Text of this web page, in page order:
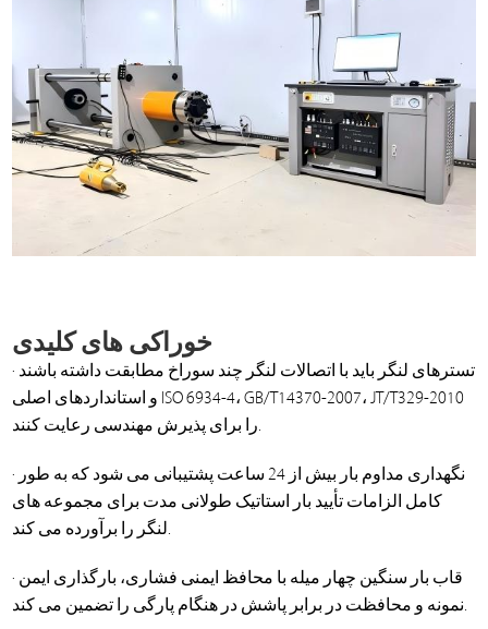
خوراکی های کلیدی
· تسترهای لنگر باید با اتصالات لنگر چند سوراخ مطابقت داشته باشند
و استانداردهای اصلی ISO 6934-4، GB/T14370-2007، JT/T329-2010
را برای پذیرش مهندسی رعایت کنند.
· نگهداری مداوم بار بیش از 24 ساعت پشتیبانی می شود که به طور
کامل الزامات تأیید بار استاتیک طولانی مدت برای مجموعه های
لنگر را برآورده می کند.
· قاب بار سنگین چهار میله با محافظ ایمنی فشاری، بارگذاری ایمن
نمونه و محافظت در برابر پاشش در هنگام پارگی را تضمین می کند.